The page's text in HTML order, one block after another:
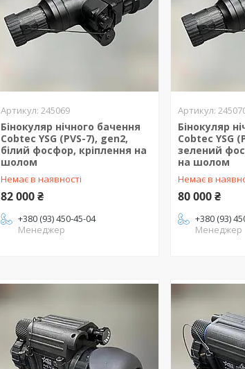
245069
Бінокуляр нічного бачення
Cobtec YSG (PVS-7), gen2,
білий фосфор, кріплення на
шолом
Немає в наявності
82 000 ₴
+380 (93) 450-45-04
Менеджер
Бінокуляр
Cobtec YSG
зелений
на шолом
Немає в
80 000 ₴
+380 (93)
Менеджер